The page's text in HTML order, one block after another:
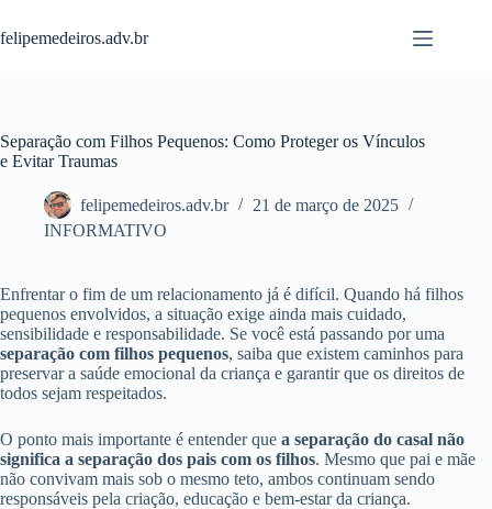
para
o
felipemedeiros.adv.br
Separação com Filhos Pequenos: Como Proteger os Vínculos
e Evitar Traumas
felipemedeiros.adv.br
21 de março de 2025
INFORMATIVO
Enfrentar o fim de um relacionamento já é difícil. Quando há filhos
pequenos envolvidos, a situação exige ainda mais cuidado,
sensibilidade e responsabilidade. Se você está passando por uma
separação com filhos pequenos, saiba que existem caminhos para
preservar a saúde emocional da criança e garantir que os direitos de
todos sejam respeitados.
O ponto mais importante é entender que a separação do casal não
significa a separação dos pais com os filhos. Mesmo que pai e mãe
não convivam mais sob o mesmo teto, ambos continuam sendo
responsáveis pela criação, educação e bem-estar da criança.